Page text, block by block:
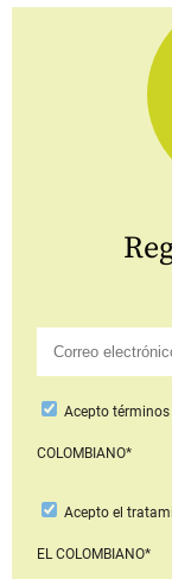
Acepto
COLOMBIANO*
Acepto el
EL COLOMBIANO*